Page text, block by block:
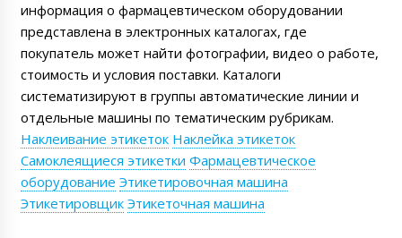
информация о фармацевтическом оборудовании
представлена в электронных каталогах, где
покупатель может найти фотографии, видео о работе,
стоимость и условия поставки. Каталоги
систематизируют в группы автоматические линии и
отдельные машины по тематическим рубрикам.
Наклеивание этикеток Наклейка этикеток
Самоклеящиеся этикетки Фармацевтическое
оборудование Этикетировочная машина
Этикетировщик Этикеточная машина